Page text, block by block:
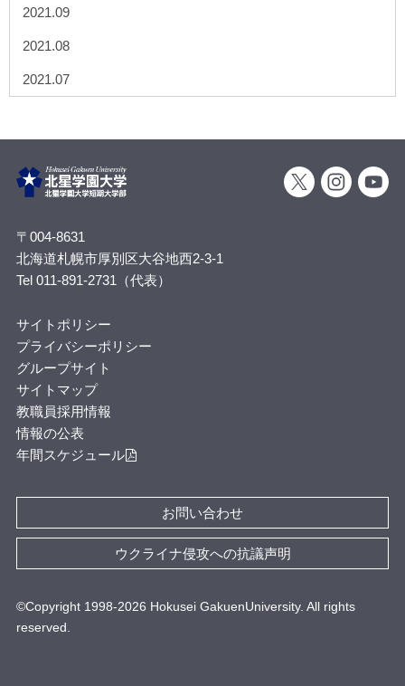
2021.09
2021.08
2021.07
〒004-8631
北海道札幌市厚別区大谷地西2-3-1
Tel 011-891-2731（代表）
サイトポリシー
プライバシーポリシー
グループサイト
サイトマップ
教職員採用情報
情報の公表
年間スケジュール
お問い合わせ
ウクライナ侵攻への抗議声明
©Copyright 1998-2026 Hokusei GakuenUniversity. All rights
reserved.